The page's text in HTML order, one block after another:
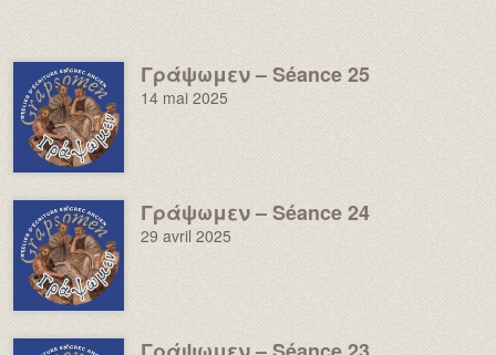
Image : Γράψωμεν – Séance 25
14 mai 2025
Image : Γράψωμεν – Séance 24
29 avril 2025